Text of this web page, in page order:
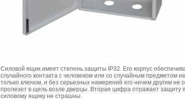
Силовой ящик имеет степень защиты IP32. Его корпус
случайного контакта с человеком или со случайным предметом
только ключом, и без серьезных намерений его ничем другим не
пролезет в щель возле дверцы. Вторая цифра отражает защиту
силовому ящику не страшны.